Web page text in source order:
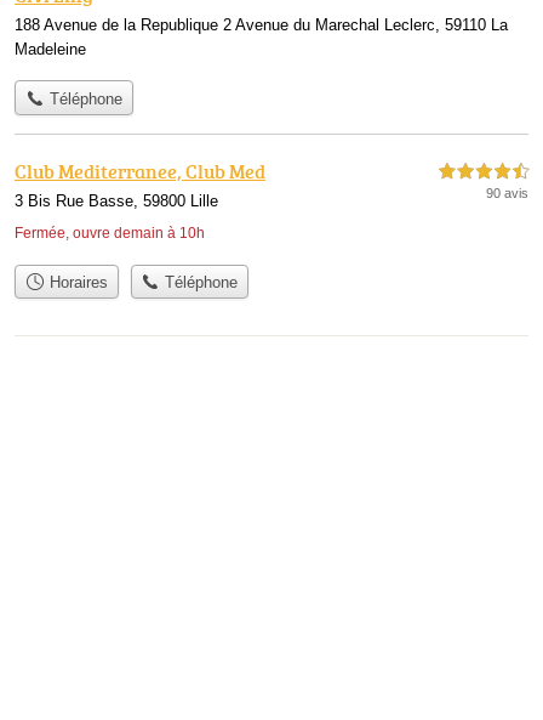
188 Avenue de la Republique 2 Avenue du Marechal Leclerc, 59110 La
Madeleine
Téléphone
Club Mediterranee, Club Med
3 Bis Rue Basse, 59800 Lille
Fermée, ouvre demain à 10h
4,5 étoiles sur 5
90 avis
Horaires Téléphone